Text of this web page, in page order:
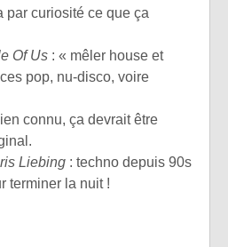
par curiosité ce que ça
Of Us : « mêler house et
pop, nu-disco, voire
connu, ça devrait être
Liebing : techno depuis 90s
terminer la nuit !